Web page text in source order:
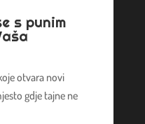
s punim
otvara novi
gdje tajne ne